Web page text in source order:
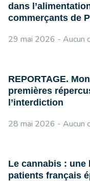
dans
commerçants de
29 mai 2026 Aucun
REPORTAGE.
premières
l’interdiction
28 mai 2026 Aucun
Le cannabis : une
patients français